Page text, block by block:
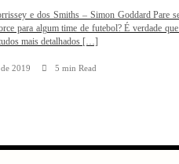
e dos Smiths – Simon Goddard Pare
para algum time de futebol? É verdade
mais detalhados […]
2019 5 min Read